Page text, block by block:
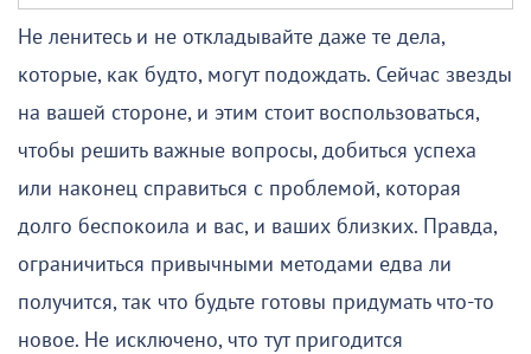
Не ленитесь и не откладывайте даже те дела,
которые, как будто, могут подождать. Сейчас звезды
на вашей стороне, и этим стоит воспользоваться,
чтобы решить важные вопросы, добиться успеха
или наконец справиться с проблемой, которая
долго беспокоила и вас, и ваших близких. Правда,
ограничиться привычными методами едва ли
получится, так что будьте готовы придумать что-то
новое. Не исключено, что тут пригодится